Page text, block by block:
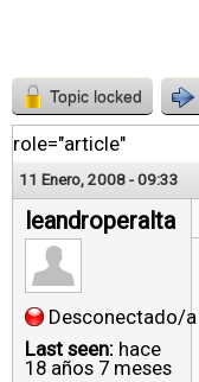
Topic locked
role="article"
11 Enero, 2008 - 09:33
leandroperalta
Desconectado/a
Last seen: hace
18 años 7 meses